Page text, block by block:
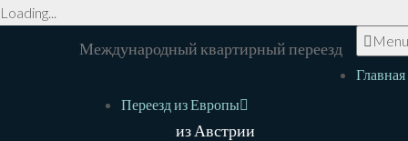
Loading...
Международный квартирный переезд
Menu
Главная
Переезд из Европы
из Австрии